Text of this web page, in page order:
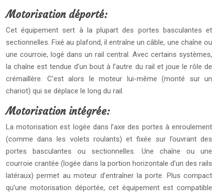
Motorisation déporté:
Cet équipement sert à la plupart des portes basculantes et
sectionnelles. Fixé au plafond, il entraîne un câble, une chaîne ou
une courroie, logé dans un rail central. Avec certains systèmes,
la chaîne est tendue d’un bout à l’autre du rail et joue le rôle de
crémaillère. C’est alors le moteur lui-même (monté sur un
chariot) qui se déplace le long du rail.
Motorisation intégrée:
La motorisation est logée dans l’axe des portes à enroulement
(comme dans les volets roulants) et fixée sur l’ouvrant des
portes basculantes ou sectionnelles. Une chaîne ou une
courroie crantée (logée dans la portion horizontale d’un des rails
latéraux) permet au moteur d’entraîner la porte. Plus compact
qu’une motorisation déportée, cet équipement est compatible